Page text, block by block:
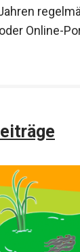
Online-